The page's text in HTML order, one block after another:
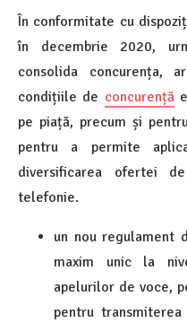
În conformitate cu
în decembrie 2020,
consolida concurența,
condițiile de concurență
pe piață, precum și
pentru a permite
diversificarea ofertei
telefonie.
un nou regulament
maxim unic la
apelurilor de voce,
pentru